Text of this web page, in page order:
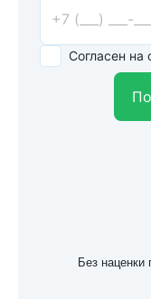
Согласен на
Без наценки